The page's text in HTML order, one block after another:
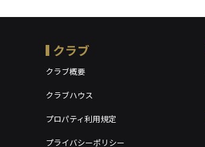
クラブ
クラブ概要
クラブハウス
プロパティ利用規定
プライバシーポリシー